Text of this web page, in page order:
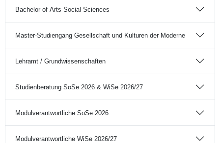
Bachelor of Arts Social Sciences
Master-Studiengang Gesellschaft und Kulturen der Moderne
Lehramt / Grundwissenschaften
Studienberatung SoSe 2026 & WiSe 2026/27
Modulverantwortliche SoSe 2026
Modulverantwortliche WiSe 2026/27